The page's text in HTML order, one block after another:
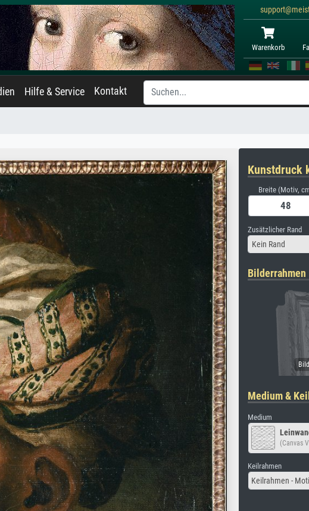
Warenkorb
Hilfe & Service Kontakt
Kunstdruck
Breite (Motiv,
Zusätzlicher Rand
Kein Rand
Bilderrahmen
Medium &
Medium
(Canvas
Keilrahmen
Keilrahmen -